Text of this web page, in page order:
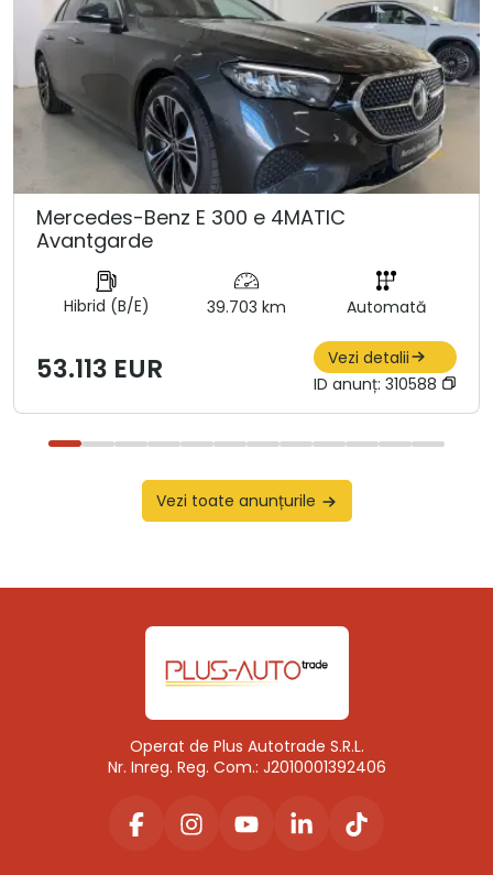
Mercedes-Benz E 300 e 4MATIC
Avantgarde
Hibrid (B/E) 39.703 km Automată
53.113 EUR
Vezi detalii
ID anunț: 310588
Vezi toate anunțurile
Operat de Plus Autotrade S.R.L.
Nr. Inreg. Reg. Com.: J2010001392406